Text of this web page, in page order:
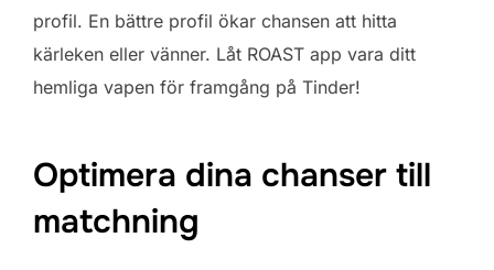
profil. En bättre profil ökar chansen att hitta
kärleken eller vänner. Låt ROAST app vara ditt
hemliga vapen för framgång på Tinder!
Optimera dina chanser till
matchning